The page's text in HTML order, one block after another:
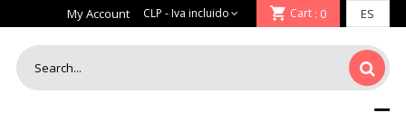
My Account Cart : 0